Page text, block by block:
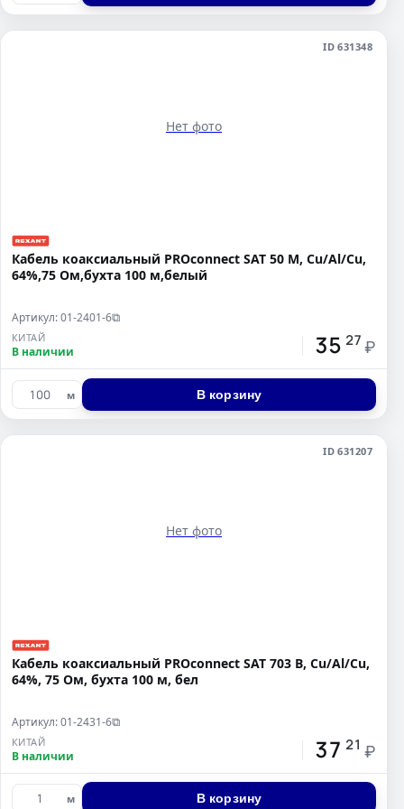
ID 631348
Нет фото
Кабель коаксиальный PROconnect SAT 50 M, Cu/Al/Cu,
64%,75 Ом,бухта 100 м,белый
Артикул: 01-2401-6⧉
КИТАЙ
В наличии 35 27 ₽
м В корзину
ID 631207
Нет фото
Кабель коаксиальный PROconnect SAT 703 B, Cu/Al/Cu,
64%, 75 Ом, бухта 100 м, бел
Артикул: 01-2431-6⧉
КИТАЙ
В наличии 37 21 ₽
м В корзину